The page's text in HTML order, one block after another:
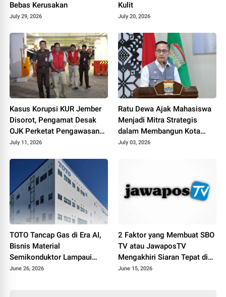
Bebas Kerusakan
July 29, 2026
Kulit
July 20, 2026
Kasus Korupsi KUR Jember
Disorot, Pengamat Desak
OJK Perketat Pengawasan
Collection Agent
July 11, 2026
Ratu Dewa Ajak Mahasiswa
Menjadi Mitra Strategis
dalam Membangun Kota
Palembang
July 03, 2026
TOTO Tancap Gas di Era AI,
Bisnis Material
Semikonduktor Lampaui
Penjualan Produk Sanitasi
June 26, 2026
2 Faktor yang Membuat SBO
TV atau JawaposTV
Mengakhiri Siaran Tepat di
Hari Jadi ke-19
June 15, 2026